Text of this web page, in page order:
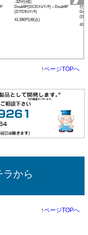
-32V仕様)
Dsub9P(DCE/ﾒｽ/ｲﾝﾁ)⇔Dsub9P
(DTE/ｵｽ/ｲﾝﾁ)
41,580円(税込)
仕
↑ページTOPへ
ラから
↑ページTOPへ